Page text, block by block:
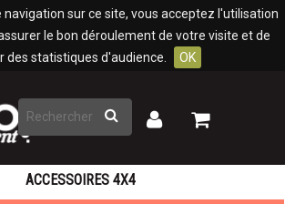
navigation sur ce site, vous acceptez l'utilisation
le bon déroulement de votre visite et de
des statistiques d'audience.
OK
Rechercher
Mon
Mon
ACCESSOIRES 4X4
cookies